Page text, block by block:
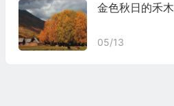
金色秋日的禾木
05/13